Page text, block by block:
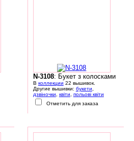
N-3108: Букет з колосками
В коллекции 22 вышивок.
Другие вышивки: букети
дзвіночки
квіти
польові квіти
Отметить для заказа